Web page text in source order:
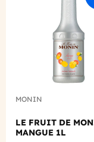
MONIN
LE FRUIT DE
MANGUE 1L